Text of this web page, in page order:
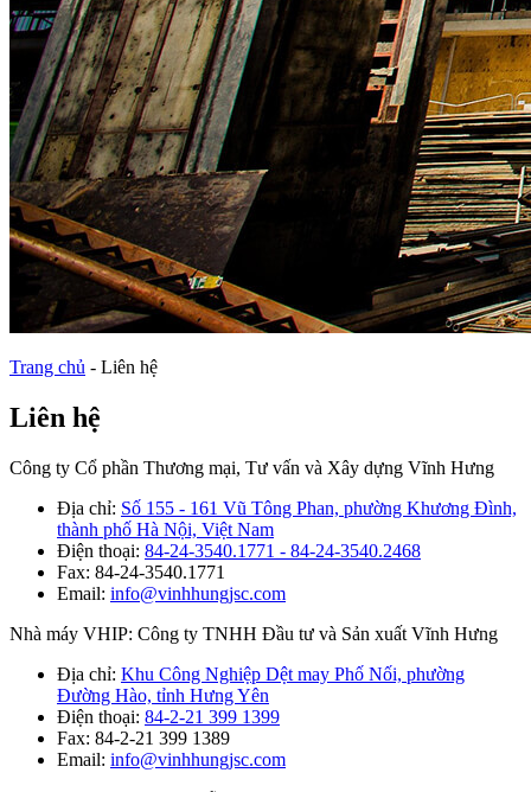
Trang chủ - Liên hệ
Liên hệ
Công ty Cổ phần Thương mại, Tư vấn và Xây dựng Vĩnh Hưng
Địa chỉ: Số 155 - 161 Vũ Tông Phan, phường Khương Đình,
thành phố Hà Nội, Việt Nam
Điện thoại: 84-24-3540.1771 - 84-24-3540.2468
Fax: 84-24-3540.1771
Email: info@vinhhungjsc.com
Nhà máy VHIP: Công ty TNHH Đầu tư và Sản xuất Vĩnh Hưng
Địa chỉ: Khu Công Nghiệp Dệt may Phố Nối, phường
Đường Hào, tỉnh Hưng Yên
Điện thoại: 84-2-21 399 1399
Fax: 84-2-21 399 1389
Email: info@vinhhungjsc.com